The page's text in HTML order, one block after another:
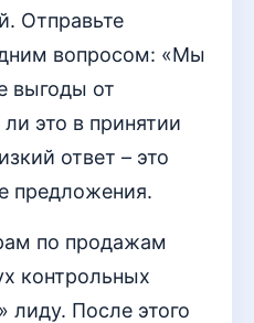
Отправьте
вопросом: «Мы
выгоды от
это в принятии
ответ – это
предложения.
по продажам
контрольных
лиду. После этого